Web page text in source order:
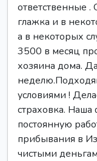
ответственные .
глажка и в
а в некоторых
3500 в месяц
хозяина дома.
условиями !
страховка.
постоянную
прибывания в
чистыми